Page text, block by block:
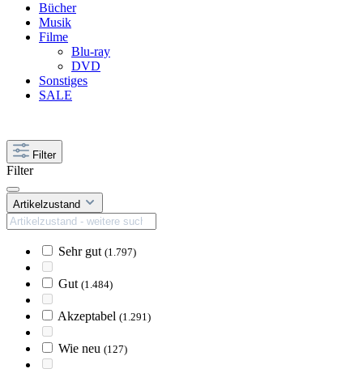
Bücher
Musik
Filme
Blu-ray
DVD
Sonstiges
SALE
Filter
Filter
Artikelzustand
Sehr gut (1.797)
Gut (1.484)
Akzeptabel (1.291)
Wie neu (127)